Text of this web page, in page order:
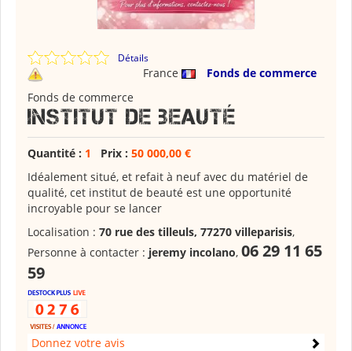
Détails
France
Fonds de commerce
Fonds de commerce
Institut de beauté
Quantité : 1 Prix : 50 000,00 €
Idéalement situé, et refait à neuf avec du matériel de
qualité, cet institut de beauté est une opportunité
incroyable pour se lancer
Localisation : 70 rue des tilleuls, 77270 villeparisis,
Personne à contacter : jeremy incolano, 06 29 11 65
59
Donnez votre avis